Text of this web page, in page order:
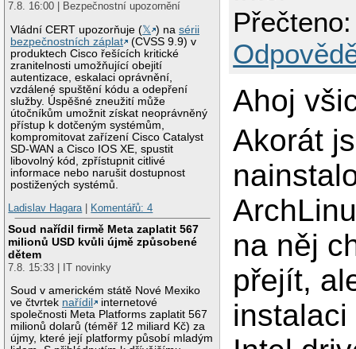
7.8. 16:00 | Bezpečnostní upozornění
Vládní CERT upozorňuje (𝕏 ) nasérii
bezpečnostních záplat
(CVSS 9.9) v
produktech Cisco řešících kritické
zranitelnosti umožňující obejití
autentizace, eskalaci oprávnění,
vzdálené spuštění kódu a odepření
služby. Úspěšné zneužití může
útočníkům umožnit získat neoprávněný
přístup k dotčeným systémům,
kompromitovat zařízení Cisco Catalyst
SD-WAN a Cisco IOS XE, spustit
libovolný kód, zpřístupnit citlivé
informace nebo narušit dostupnost
postižených systémů.
Ladislav Hagara| Komentářů: 4
Soud nařídil firmě Meta zaplatit 567
milionů USD kvůli újmě způsobené
dětem
7.8. 15:33 | IT novinky
Soud v americkém státě Nové Mexiko
ve čtvrtek nařídil
internetové
společnosti Meta Platforms zaplatit 567
milionů dolarů (téměř 12 miliard Kč) za
újmy, které její platformy působí mladým
Ahoj
Akorát
na něj
přejít,